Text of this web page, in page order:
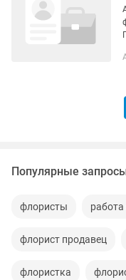
Популярные
флористы
флорист продавец
флористка